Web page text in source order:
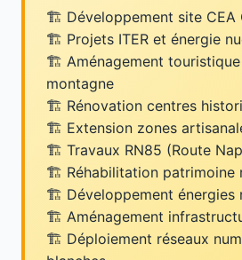
Développement site CEA
Projets ITER et énergie
Aménagement
montagne
Rénovation centres
Extension zones
Travaux RN85 (Route
Réhabilitation patrimoine
Développement énergies
Aménagement
Déploiement réseaux